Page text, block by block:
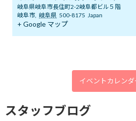
アーカイブ
2026年8月
2026年3月
岐阜県岐阜市長住町2-2岐阜都ビル５階
岐阜市, 岐阜県 500-8175 Japan
+ Google マップ
イベントカレンダ
スタッフブログ